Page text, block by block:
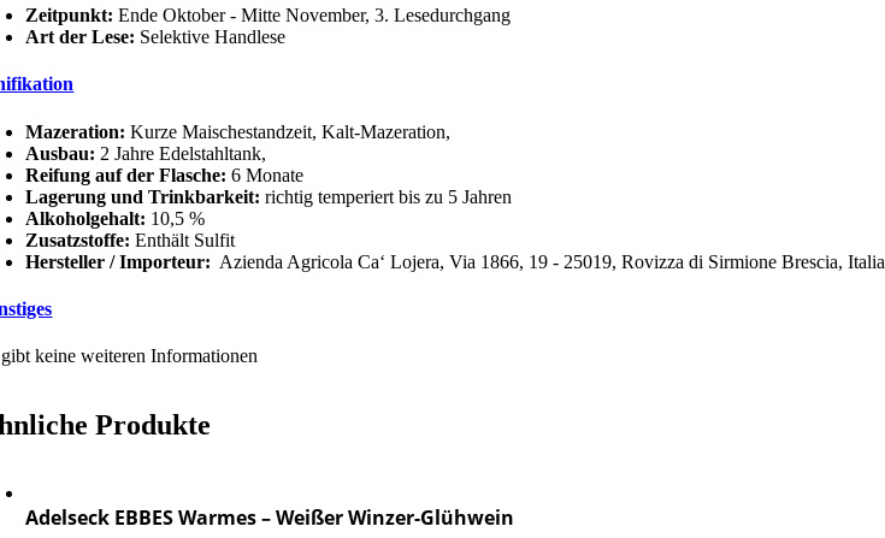
Zeitpunkt:Ende Oktober - Mitte November, 3. Lesedurchgang
Art der Lese: Selektive Handlese
Mazeration:Kurze Maischestandzeit, Kalt-Mazeration,
Ausbau: 2 Jahre Edelstahltank,
Reifung auf der Flasche: 6 Monate
Lagerung und Trinkbarkeit: richtig temperiert bis zu 5 Jahren
Alkoholgehalt: 10,5 %
Zusatzstoffe:Enthält Sulfit
Hersteller / Importeur: Azienda Agricola Ca‘ Lojera, Via 1866, 19 - 25019, Rovizza di Sirmione Brescia, Italia
keine weiteren Informationen
Produkte
Adelseck EBBES Warmes – Weißer Winzer-Glühwein